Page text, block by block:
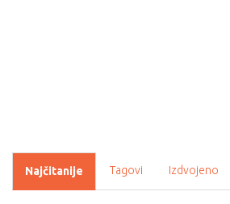
Najčitanije Tagovi Izdvojeno